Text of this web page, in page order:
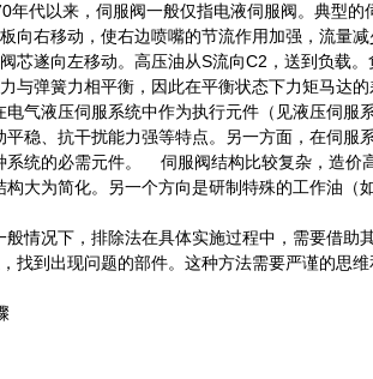
代以来，伺服阀一般仅指电液伺服阀。典型的
向右移动，使右边喷嘴的节流作用加强，流量减
芯遂向左移动。高压油从S流向C2，送到负载。
与弹簧力相平衡，因此在平衡状态下力矩马达
气液压伺服系统中作为执行元件（见液压伺服
稳、抗干扰能力强等特点。另一方面，在伺服
系统的必需元件。 伺服阀结构比较复杂，造价
大为简化。另一个方向是研制特殊的工作油（
情况下，排除法在具体实施过程中，需要借助
找到出现问题的部件。这种方法需要严谨的思